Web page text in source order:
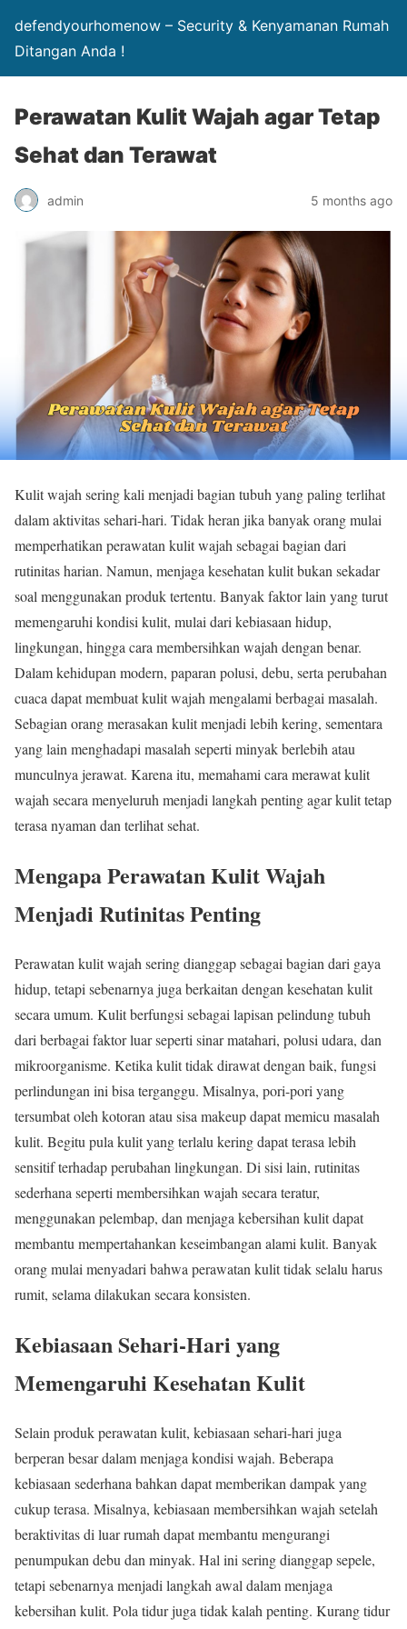
defendyourhomenow – Security & Kenyamanan Rumah
Ditangan Anda !
Perawatan Kulit Wajah agar Tetap
Sehat dan Terawat
admin 5 months ago
Kulit wajah sering kali menjadi bagian tubuh yang paling terlihat
dalam aktivitas sehari-hari. Tidak heran jika banyak orang mulai
memperhatikan perawatan kulit wajah sebagai bagian dari
rutinitas harian. Namun, menjaga kesehatan kulit bukan sekadar
soal menggunakan produk tertentu. Banyak faktor lain yang turut
memengaruhi kondisi kulit, mulai dari kebiasaan hidup,
lingkungan, hingga cara membersihkan wajah dengan benar.
Dalam kehidupan modern, paparan polusi, debu, serta perubahan
cuaca dapat membuat kulit wajah mengalami berbagai masalah.
Sebagian orang merasakan kulit menjadi lebih kering, sementara
yang lain menghadapi masalah seperti minyak berlebih atau
munculnya jerawat. Karena itu, memahami cara merawat kulit
wajah secara menyeluruh menjadi langkah penting agar kulit tetap
terasa nyaman dan terlihat sehat.
Mengapa Perawatan Kulit Wajah
Menjadi Rutinitas Penting
Perawatan kulit wajah sering dianggap sebagai bagian dari gaya
hidup, tetapi sebenarnya juga berkaitan dengan kesehatan kulit
secara umum. Kulit berfungsi sebagai lapisan pelindung tubuh
dari berbagai faktor luar seperti sinar matahari, polusi udara, dan
mikroorganisme. Ketika kulit tidak dirawat dengan baik, fungsi
perlindungan ini bisa terganggu. Misalnya, pori-pori yang
tersumbat oleh kotoran atau sisa makeup dapat memicu masalah
kulit. Begitu pula kulit yang terlalu kering dapat terasa lebih
sensitif terhadap perubahan lingkungan. Di sisi lain, rutinitas
sederhana seperti membersihkan wajah secara teratur,
menggunakan pelembap, dan menjaga kebersihan kulit dapat
membantu mempertahankan keseimbangan alami kulit. Banyak
orang mulai menyadari bahwa perawatan kulit tidak selalu harus
rumit, selama dilakukan secara konsisten.
Kebiasaan Sehari-Hari yang
Memengaruhi Kesehatan Kulit
Selain produk perawatan kulit, kebiasaan sehari-hari juga
berperan besar dalam menjaga kondisi wajah. Beberapa
kebiasaan sederhana bahkan dapat memberikan dampak yang
cukup terasa. Misalnya, kebiasaan membersihkan wajah setelah
beraktivitas di luar rumah dapat membantu mengurangi
penumpukan debu dan minyak. Hal ini sering dianggap sepele,
tetapi sebenarnya menjadi langkah awal dalam menjaga
kebersihan kulit. Pola tidur juga tidak kalah penting. Kurang tidur